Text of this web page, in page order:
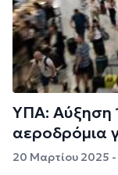
ΥΠΑ: Αύξηση
αεροδρόμια
20 Μαρτίου 2025 -